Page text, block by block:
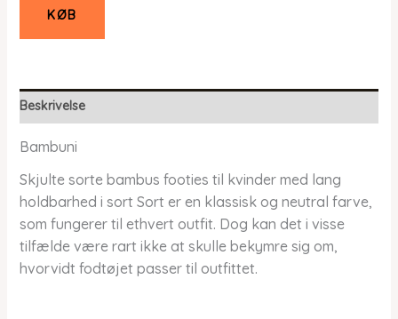
KØB
Beskrivelse
Bambuni
Skjulte sorte bambus footies til kvinder med lang
holdbarhed i sort Sort er en klassisk og neutral farve,
som fungerer til ethvert outfit. Dog kan det i visse
tilfælde være rart ikke at skulle bekymre sig om,
hvorvidt fodtøjet passer til outfittet.